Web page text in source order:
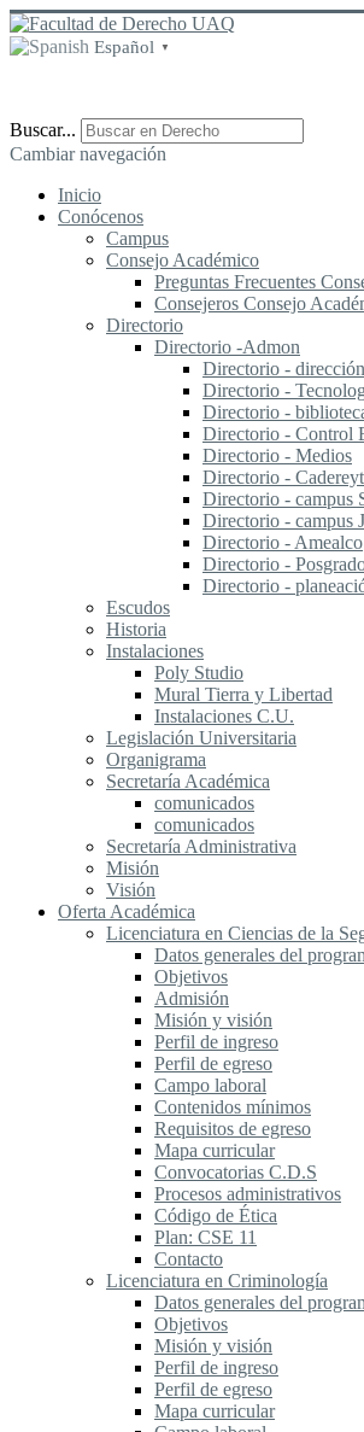
Español ▼
Buscar...
Cambiar navegación
Inicio
Conócenos
Campus
Consejo Académico
Preguntas Frecuentes
Consejeros Consejo
Directorio
Directorio -Admon
Directorio - dirección
Directorio -
Directorio -
Directorio - Control
Directorio - Medios
Directorio -
Directorio - campus
Directorio - campus
Directorio - Amealco
Directorio -
Directorio -
Escudos
Historia
Instalaciones
Poly Studio
Mural Tierra y Libertad
Instalaciones C.U.
Legislación Universitaria
Organigrama
Secretaría Académica
comunicados
comunicados
Secretaría Administrativa
Misión
Visión
Oferta Académica
Licenciatura en Ciencias de la
Datos generales del
Objetivos
Admisión
Misión y visión
Perfil de ingreso
Perfil de egreso
Campo laboral
Contenidos mínimos
Requisitos de egreso
Mapa curricular
Convocatorias C.D.S
Procesos administrativos
Código de Ética
Plan: CSE 11
Contacto
Licenciatura en Criminología
Datos generales del
Objetivos
Misión y visión
Perfil de ingreso
Perfil de egreso
Mapa curricular